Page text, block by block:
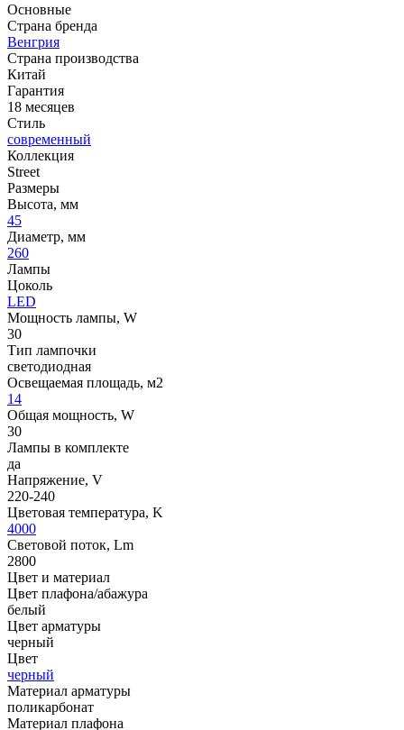
Основные
Страна бренда
Венгрия
Страна производства
Китай
Гарантия
18 месяцев
Стиль
современный
Коллекция
Street
Размеры
Высота, мм
45
Диаметр, мм
260
Лампы
Цоколь
LED
Мощность лампы, W
30
Тип лампочки
светодиодная
Освещаемая площадь, м2
14
Общая мощность, W
30
Лампы в комплекте
да
Напряжение, V
220-240
Цветовая температура, K
4000
Световой поток, Lm
2800
Цвет и материал
Цвет плафона/абажура
белый
Цвет арматуры
черный
Цвет
черный
Материал арматуры
поликарбонат
Материал плафона